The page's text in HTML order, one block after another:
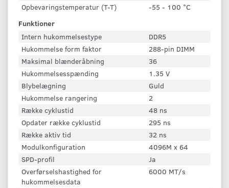
Opbevaringstemperatur (T-T)
-55 - 100 °C
Funktioner
Intern hukommelsestype
DDR5
Hukommelse form faktor
288-pin DIMM
Maksimal blænderåbning
36
Hukommelsesspænding
1.35 V
Blybelægning
Guld
Hukommelse rangering
2
Række cyklustid
48 ns
Opdater række cyklustid
295 ns
Række aktiv tid
32 ns
Modulkonfiguration
4096M x 64
SPD-profil
Ja
Overførselshastighed for
hukommelsesdata
6000 MT/s